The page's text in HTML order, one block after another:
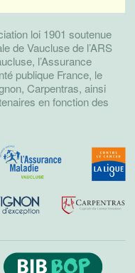
loi 1901 soutenue
de Vaucluse de l’ARS
l’Assurance
publique France, le
Carpentras, ainsi
en fonction des